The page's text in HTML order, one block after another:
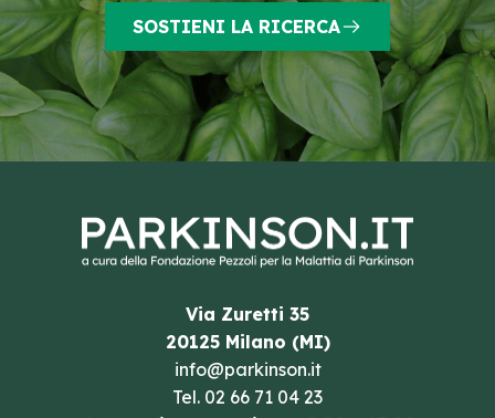
SOSTIENI LA RICERCA
Via Zuretti 35
20125 Milano (MI)
info@parkinson.it
Tel. 02 66 71 04 23